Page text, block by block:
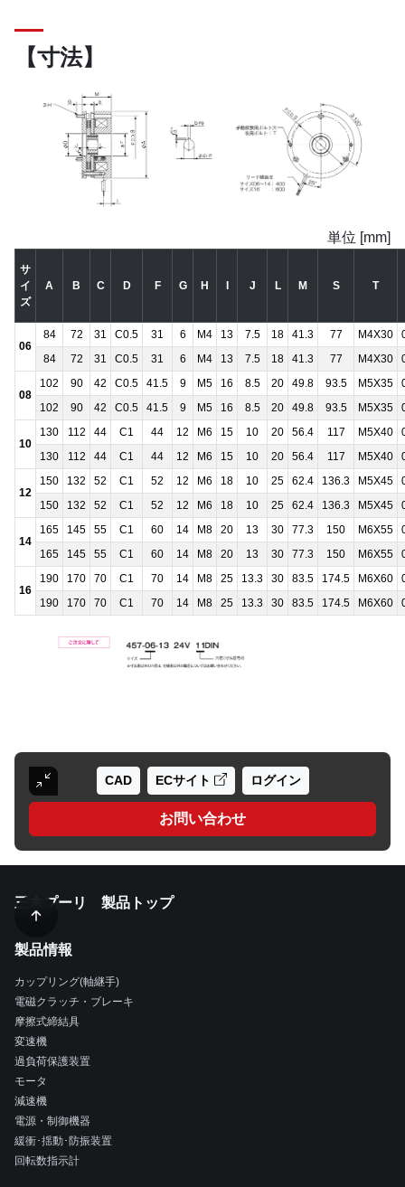
【寸法】
単位 [mm]
サ
イ
ズ
A B C D F G H J L M S T
06
84 72 31 C0.5 31 6 M4 13 7.5 18 41.3 77 M4X30
84
72 31 C0.5 31 6 M4 13 7.5 18 41.3 77 M4X30
08
102 90 42 C0.5 41.5 9 M5 16 8.5 20 49.8 93.5 M5X35
102
90 42 C0.5 41.5 9 M5 16 8.5 20 49.8 93.5 M5X35
10
130 112 44 C1 44 12 M6 15 10 20 56.4 117 M5X40
130
112 44 C1 44 12 M6 15 10 20 56.4 117 M5X40
12
150 132 52 C1 52 12 M6 18 10 25 62.4 136.3 M5X45
150
132 52 C1 52 12 M6 18 10 25 62.4 136.3 M5X45
14
165 145 55 C1 60 14 M8 20 13 30 77.3 150 M6X55
165
145 55 C1 60 14 M8 20 13 30 77.3 150 M6X55
16
190 170 70 C1 70 14 M8 25 13.3 30 83.5 174.5 M6X60
190
170 70 C1 70 14 M8 25 13.3 30 83.5 174.5 M6X60
CAD ECサイト ログイン
お問い合わせ
三木プーリ 製品トップ
製品情報
カップリング(軸継手)
電磁クラッチ・ブレーキ
摩擦式締結具
変速機
過負荷保護装置
モータ
減速機
電源・制御機器
緩衝･揺動･防振装置
回転数指示計